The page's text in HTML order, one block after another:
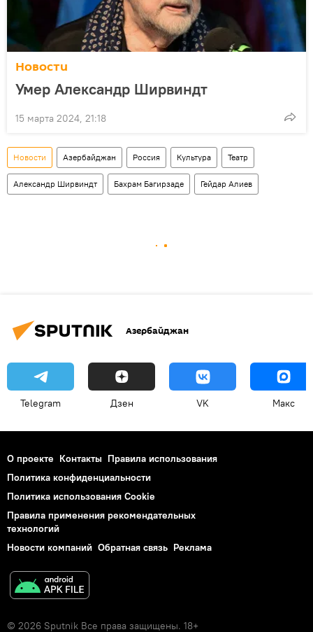
Новости
Умер Александр Ширвиндт
15 марта 2024, 21:18
Новости Азербайджан Россия Культура Театр
Александр Ширвиндт Бахрам Багирзаде Гейдар Алиев
Азербайджан
Telegram Дзен VK Макс
О проекте Контакты Правила использования
Политика конфиденциальности
Политика использования Cookie
Правила применения рекомендательных
технологий
Новости компаний Обратная связь Реклама
© 2026 Sputnik Все права защищены. 18+